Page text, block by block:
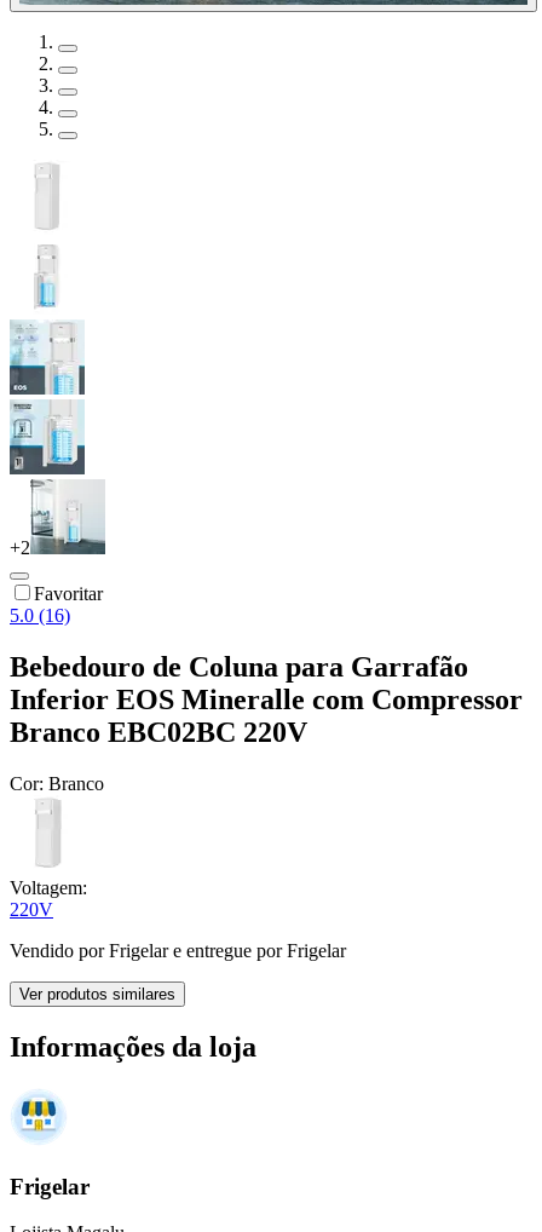
+2
Favoritar
5.0 (16)
Bebedouro de Coluna para Garrafão
Inferior EOS Mineralle com Compressor
Branco EBC02BC 220V
Cor: Branco
Voltagem:
220V
Vendido porFrigelare entregue por Frigelar
Ver produtos similares
Informações da loja
Frigelar